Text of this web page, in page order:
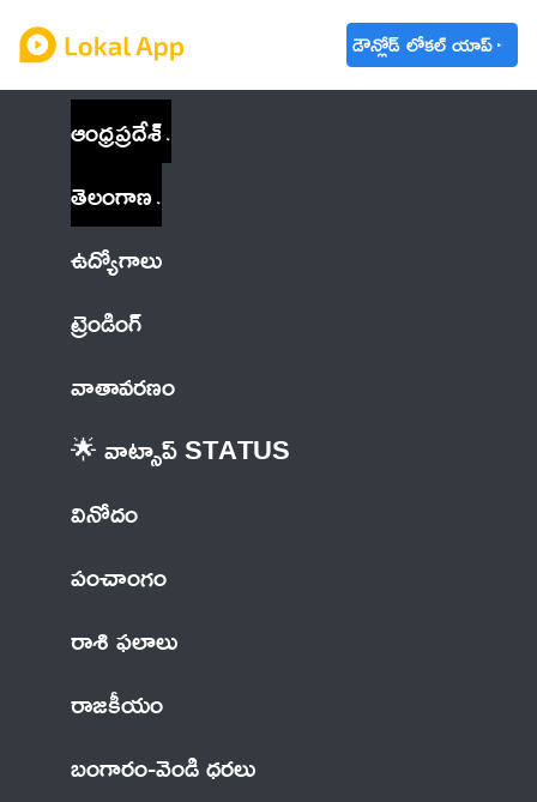
డౌన్లోడ్ లోకల్ యాప్
ఆంధ్రప్రదేశ్
తెలంగాణ
ఉద్యోగాలు
ట్రెండింగ్
వాతావరణం
🌟 వాట్సాప్ STATUS
వినోదం
పంచాంగం
రాశి ఫలాలు
రాజకీయం
బంగారం-వెండి ధరలు